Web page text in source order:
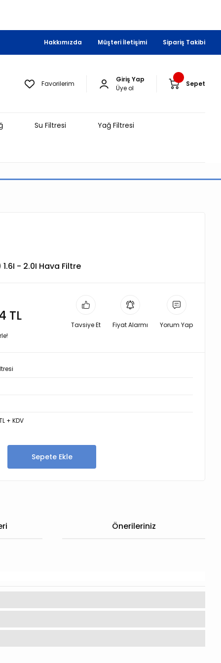
Hakkımızda Müşteri İletişimi Sipariş Takibi
Favorilerim
Giriş Yap
Üye ol
Sepet
Su Filtresi Yağ Filtresi
- 2.0I Hava Filtre
TL
Tavsiye Et Fiyat Alarmı Yorum Yap
+ KDV
Sepete Ekle
Önerileriniz